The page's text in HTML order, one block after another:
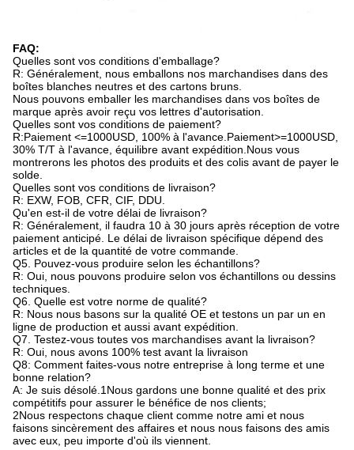
FAQ:
Quelles sont vos conditions d'emballage?
R: Généralement, nous emballons nos marchandises dans des
boîtes blanches neutres et des cartons bruns.
Nous pouvons emballer les marchandises dans vos boîtes de
marque après avoir reçu vos lettres d'autorisation.
Quelles sont vos conditions de paiement?
R:Paiement <=1000USD, 100% à l'avance.Paiement>=1000USD,
30% T/T à l'avance, équilibre avant expédition.Nous vous
montrerons les photos des produits et des colis avant de payer le
solde.
Quelles sont vos conditions de livraison?
R: EXW, FOB, CFR, CIF, DDU.
Qu'en est-il de votre délai de livraison?
R: Généralement, il faudra 10 à 30 jours après réception de votre
paiement anticipé. Le délai de livraison spécifique dépend des
articles et de la quantité de votre commande.
Q5. Pouvez-vous produire selon les échantillons?
R: Oui, nous pouvons produire selon vos échantillons ou dessins
techniques.
Q6. Quelle est votre norme de qualité?
R: Nous nous basons sur la qualité OE et testons un par un en
ligne de production et aussi avant expédition.
Q7. Testez-vous toutes vos marchandises avant la livraison?
R: Oui, nous avons 100% test avant la livraison
Q8: Comment faites-vous notre entreprise à long terme et une
bonne relation?
A: Je suis désolé.1Nous gardons une bonne qualité et des prix
compétitifs pour assurer le bénéfice de nos clients;
2Nous respectons chaque client comme notre ami et nous
faisons sincèrement des affaires et nous nous faisons des amis
avec eux, peu importe d'où ils viennent.